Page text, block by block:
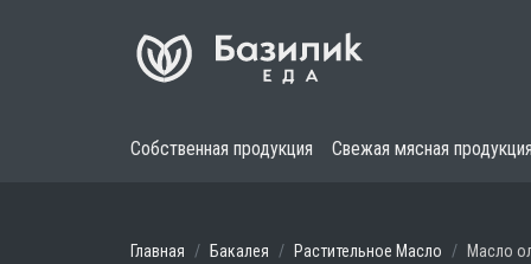
Собственная продукция Свежая мясная продукция
Главная Бакалея Растительное Масло Масло